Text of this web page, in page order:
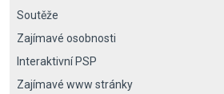
Soutěže
Zajímavé osobnosti
Interaktivní PSP
Zajímavé www stránky